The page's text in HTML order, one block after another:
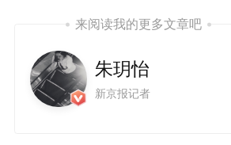
来阅读我的更多文章吧
朱玥怡
新京报记者